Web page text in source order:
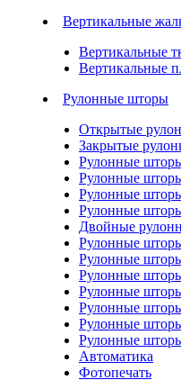
Вертикальные
Вертикальные
Вертикальные
Рулонные шторы
Открытые
Закрытые
Рулонные
Рулонные
Рулонные
Рулонные
Двойные
Рулонные
Рулонные
Рулонные
Рулонные
Рулонные
Рулонные
Рулонные
Автоматика
Фотопечать